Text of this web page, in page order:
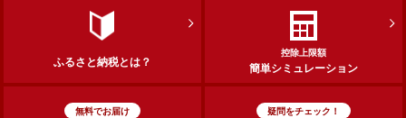
ふるさと納税とは？
控除上限額
簡単シミュレーション
無料でお届け 疑問をチェック！